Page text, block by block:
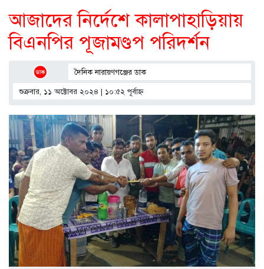
আজাদের নির্দেশে কালাপাহাড়িয়ায়
বিএনপির পূজামণ্ডপ পরিদর্শন
দৈনিক নারায়ণগঞ্জের ডাক
শুক্রবার, ১১ অক্টোবর ২০২৪ | ১০:৫২ পূর্বাহ্ণ